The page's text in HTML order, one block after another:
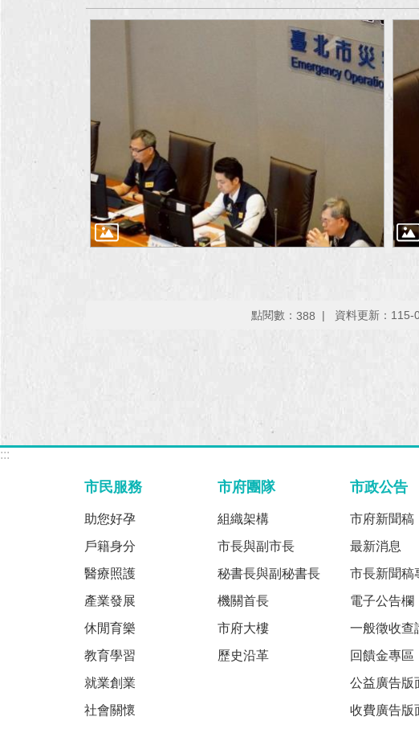
點閱數： 388 資料更新：115-
:::
市民服務
助您好孕
戶籍身分
醫療照護
產業發展
休閒育樂
教育學習
就業創業
社會關懷
市府團隊
組織架構
市長與副市長
秘書長與副秘書長
機關首長
市府大樓
歷史沿革
市政公告
市府新聞稿
最新消息
市長新聞稿
電子公告欄
一般徵收查
回饋金專區
公益廣告版
收費廣告版